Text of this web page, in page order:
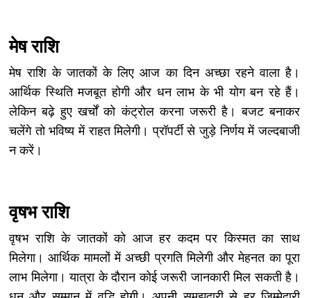
मेष राशि
मेष राशि के जातकों के लिए आज का दिन अच्छा रहने वाला है।
आर्थिक स्थिति मजबूत होगी और धन लाभ के भी योग बन रहे हैं।
लेकिन बढ़े हुए खर्चों को कंट्रोल करना जरूरी है। बजट बनाकर
चलेंगे तो भविष्य में राहत मिलेगी। प्रॉपर्टी से जुड़े निर्णय में जल्दबाजी
न करें।
वृषभ राशि
वृषभ राशि के जातकों को आज हर कदम पर किस्मत का साथ
मिलेगा। आर्थिक मामलों में अच्छी प्रगति मिलेगी और मेहनत का पूरा
लाभ मिलेगा। यात्रा के दौरान कोई जरूरी जानकारी मिल सकती है।